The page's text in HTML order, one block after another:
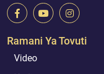
Ramani Ya Tovuti
Video